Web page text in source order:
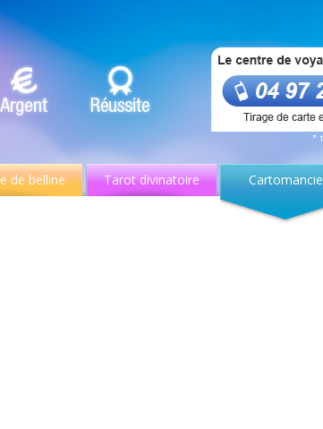
de belline Tarot divinatoire Cartomancie